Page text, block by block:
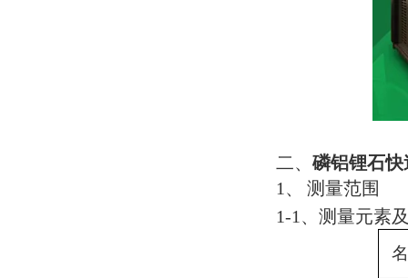
二、 磷铝锂石
1 、
测量范围
1-1 、测量元素